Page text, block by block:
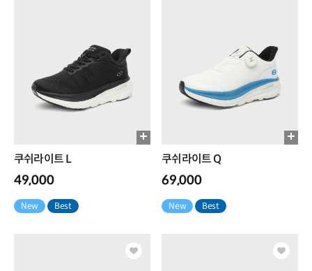
쿠쉬라이트 L
49,000
New Best
쿠쉬라이트 Q
69,000
New Best